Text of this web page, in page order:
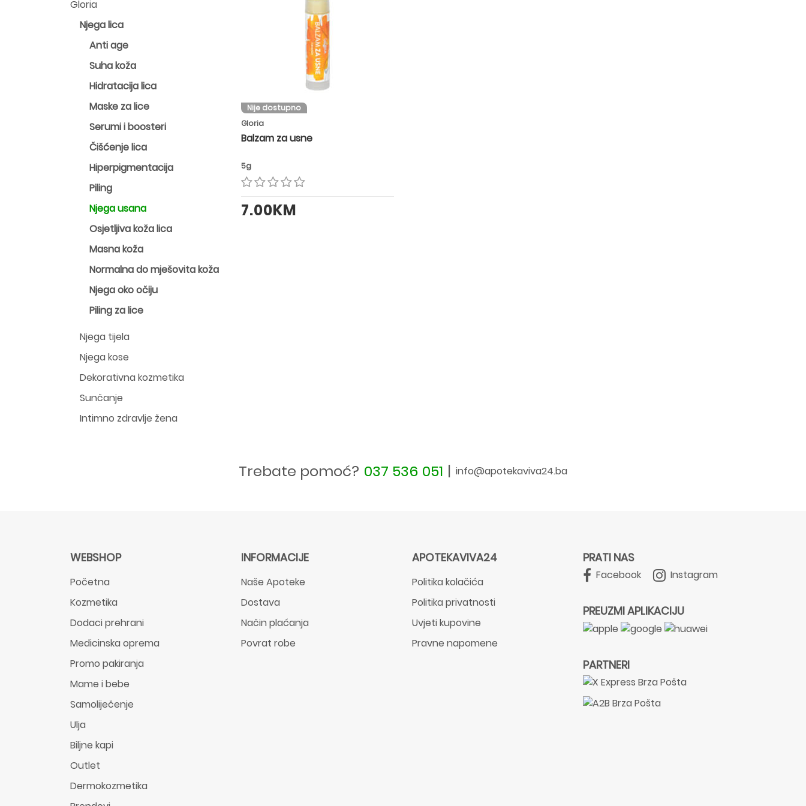
Gloria
Njega lica
Anti age
Suha koža
Hidratacija lica
Maske za lice
Serumi i boosteri
Čišćenje lica
Hiperpigmentacija
Piling
Njega usana
Osjetljiva koža lica
Masna koža
Normalna do mješovita koža
Njega oko očiju
Piling za lice
Njega tijela
Njega kose
Dekorativna kozmetika
Sunčanje
Intimno zdravlje žena
Nije dostupno
Gloria
Balzam za usne
5g
7.00KM
Trebate pomoć? 037 536 051 | info@apotekaviva24.ba
WEBSHOP
Početna
Kozmetika
Dodaci prehrani
Medicinska oprema
Promo pakiranja
Mame i bebe
Samoliječenje
Ulja
Biljne kapi
Outlet
Dermokozmetika
INFORMACIJE
Naše Apoteke
Dostava
Način plaćanja
Povrat robe
APOTEKAVIVA24
Politika kolačića
Politika privatnosti
Uvjeti kupovine
Pravne napomene
PRATI NAS
Facebook Instagram
PREUZMI APLIKACIJU
PARTNERI